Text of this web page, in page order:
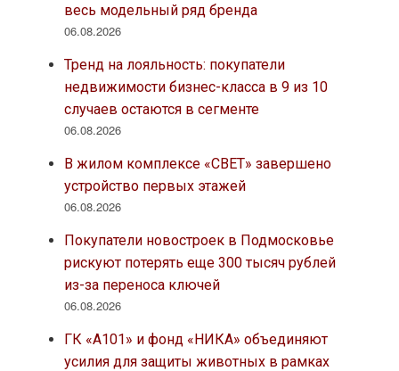
весь модельный ряд бренда
06.08.2026
Тренд на лояльность: покупатели
недвижимости бизнес-класса в 9 из 10
случаев остаются в сегменте
06.08.2026
В жилом комплексе «СВЕТ» завершено
устройство первых этажей
06.08.2026
Покупатели новостроек в Подмосковье
рискуют потерять еще 300 тысяч рублей
из-за переноса ключей
06.08.2026
ГК «А101» и фонд «НИКА» объединяют
усилия для защиты животных в рамках